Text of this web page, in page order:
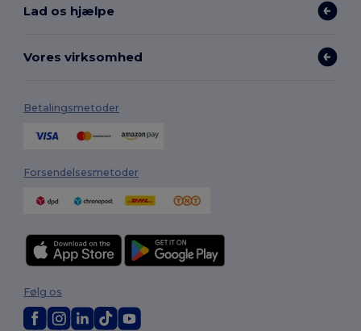
Lad os hjælpe
Vores virksomhed
Betalingsmetoder
Forsendelsesmetoder
Følg os